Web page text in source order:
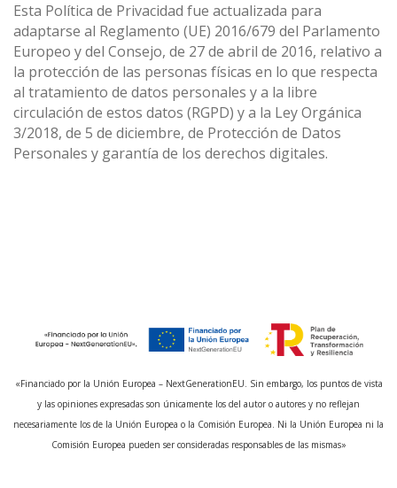
Esta Política de Privacidad fue actualizada para
adaptarse al Reglamento (UE) 2016/679 del Parlamento
Europeo y del Consejo, de 27 de abril de 2016, relativo a
la protección de las personas físicas en lo que respecta
al tratamiento de datos personales y a la libre
circulación de estos datos (RGPD) y a la Ley Orgánica
3/2018, de 5 de diciembre, de Protección de Datos
Personales y garantía de los derechos digitales.
«Financiado por la Unión Europea – NextGenerationEU. Sin embargo, los puntos de vista
y las opiniones expresadas son únicamente los del autor o autores y no reflejan
necesariamente los de la Unión Europea o la Comisión Europea. Ni la Unión Europea ni la
Comisión Europea pueden ser consideradas responsables de las mismas»